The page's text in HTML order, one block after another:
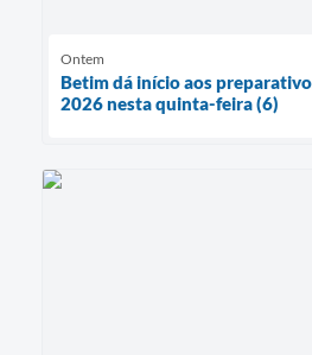
Ontem
Betim dá início aos
2026 nesta quinta-feira (6)